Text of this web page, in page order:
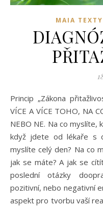
MAIA TEXTY
Princip „Zákona přitažlivosti“ tkví v tom, že DOSTÁVÁTE
VÍCE A VÍCE TOHO, NA
NEBO NE. Na co myslíte,
když jdete od lékaře s
myslíte celý den? Na co
jak se máte? A jak se
poslední otázky
pozitivní, nebo negativní
aspekt pro tvorbu vaší